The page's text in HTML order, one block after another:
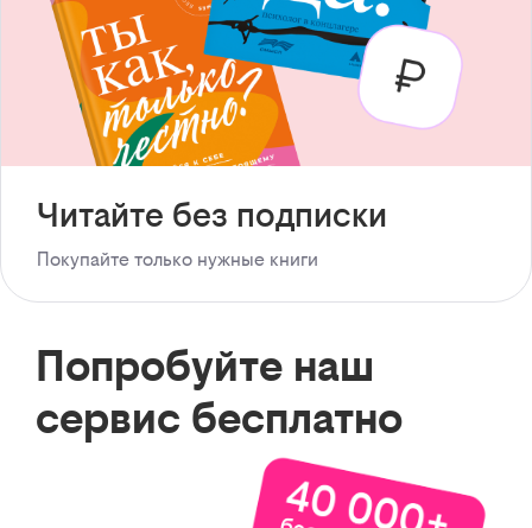
Читайте без подписки
Покупайте только нужные книги
Попробуйте наш
сервис бесплатно